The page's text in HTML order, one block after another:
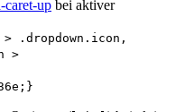
caret-up bei aktiver
.dropdown.icon,
>